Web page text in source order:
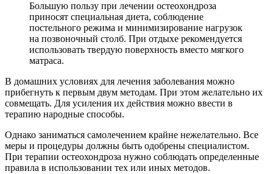
Большую пользу при лечении остеохондроза
приносят специальная диета, соблюдение
постельного режима и минимизирование нагрузок
на позвоночный столб. При отдыхе рекомендуется
использовать твердую поверхность вместо мягкого
матраса.
В домашних условиях для лечения заболевания можно
прибегнуть к первым двум методам. При этом желательно их
совмещать. Для усиления их действия можно ввести в
терапию народные способы.
Однако заниматься самолечением крайне нежелательно. Все
меры и процедуры должны быть одобрены специалистом.
При терапии остеохондроза нужно соблюдать определенные
правила в использовании тех или иных методов.